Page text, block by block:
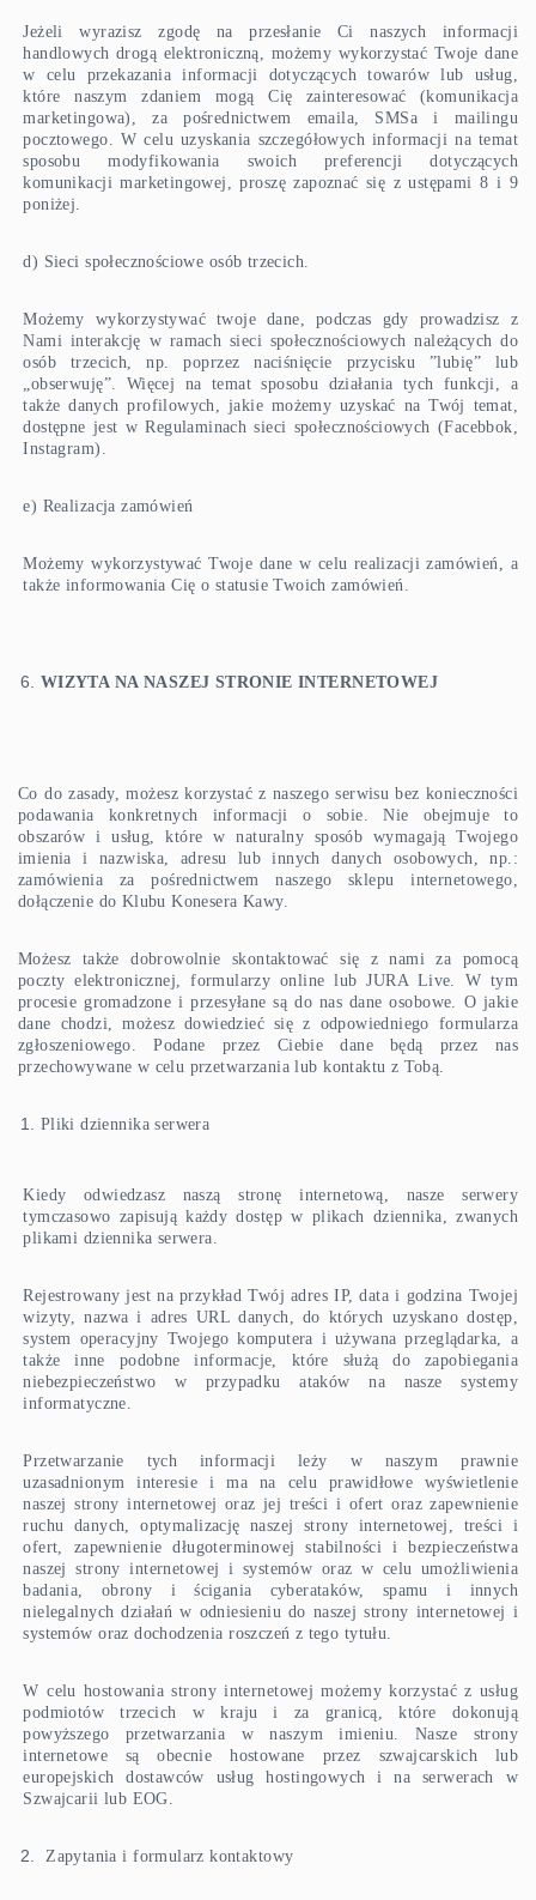
Jeżeli wyrazisz zgodę na przesłanie Ci naszych informacji
handlowych drogą elektroniczną, możemy wykorzystać Twoje dane
w celu przekazania informacji dotyczących towarów lub usług,
które naszym zdaniem mogą Cię zainteresować (komunikacja
marketingowa), za pośrednictwem emaila, SMSa i mailingu
pocztowego. W celu uzyskania szczegółowych informacji na temat
sposobu modyfikowania swoich preferencji dotyczących
komunikacji marketingowej, proszę zapoznać się z ustępami 8 i 9
poniżej.
d) Sieci społecznościowe osób trzecich.
Możemy wykorzystywać twoje dane, podczas gdy prowadzisz z
Nami interakcję w ramach sieci społecznościowych należących do
osób trzecich, np. poprzez naciśnięcie przycisku ”lubię” lub
„obserwuję”. Więcej na temat sposobu działania tych funkcji, a
także danych profilowych, jakie możemy uzyskać na Twój temat,
dostępne jest w Regulaminach sieci społecznościowych (Facebbok,
Instagram).
e) Realizacja zamówień
Możemy wykorzystywać Twoje dane w celu realizacji zamówień, a
także informowania Cię o statusie Twoich zamówień.
WIZYTA NA NASZEJ STRONIE INTERNETOWEJ
Co do zasady, możesz korzystać z naszego serwisu bez konieczności
podawania konkretnych informacji o sobie. Nie obejmuje to
obszarów i usług, które w naturalny sposób wymagają Twojego
imienia i nazwiska, adresu lub innych danych osobowych, np.:
zamówienia za pośrednictwem naszego sklepu internetowego,
dołączenie do Klubu Konesera Kawy.
Możesz także dobrowolnie skontaktować się z nami za pomocą
poczty elektronicznej, formularzy online lub JURA Live. W tym
procesie gromadzone i przesyłane są do nas dane osobowe. O jakie
dane chodzi, możesz dowiedzieć się z odpowiedniego formularza
zgłoszeniowego. Podane przez Ciebie dane będą przez nas
przechowywane w celu przetwarzania lub kontaktu z Tobą.
Pliki dziennika serwera
Kiedy odwiedzasz naszą stronę internetową, nasze serwery
tymczasowo zapisują każdy dostęp w plikach dziennika, zwanych
plikami dziennika serwera.
Rejestrowany jest na przykład Twój adres IP, data i godzina Twojej
wizyty, nazwa i adres URL danych, do których uzyskano dostęp,
system operacyjny Twojego komputera i używana przeglądarka, a
także inne podobne informacje, które służą do zapobiegania
niebezpieczeństwo w przypadku ataków na nasze systemy
informatyczne.
Przetwarzanie tych informacji leży w naszym prawnie
uzasadnionym interesie i ma na celu prawidłowe wyświetlenie
naszej strony internetowej oraz jej treści i ofert oraz zapewnienie
ruchu danych, optymalizację naszej strony internetowej, treści i
ofert, zapewnienie długoterminowej stabilności i bezpieczeństwa
naszej strony internetowej i systemów oraz w celu umożliwienia
badania, obrony i ścigania cyberataków, spamu i innych
nielegalnych działań w odniesieniu do naszej strony internetowej i
systemów oraz dochodzenia roszczeń z tego tytułu.
W celu hostowania strony internetowej możemy korzystać z usług
podmiotów trzecich w kraju i za granicą, które dokonują
powyższego przetwarzania w naszym imieniu. Nasze strony
internetowe są obecnie hostowane przez szwajcarskich lub
europejskich dostawców usług hostingowych i na serwerach w
Szwajcarii lub EOG.
Zapytania i formularz kontaktowy